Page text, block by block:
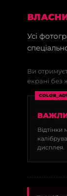
Усі
Ви
екрані без
Відтінки
дисплея.